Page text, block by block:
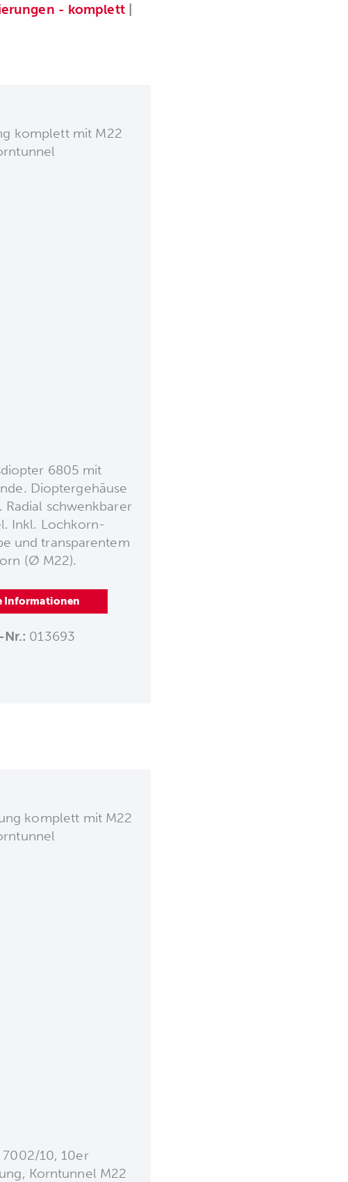
- komplett|
komplett mit M22
6805 mit
Dioptergehäuse
Radial schwenkbarer
Inkl. Lochkorn-
und transparentem
(Ø M22).
Informationen
Nr.: 013693
komplett mit M22
7002/10, 10er
Korntunnel M22